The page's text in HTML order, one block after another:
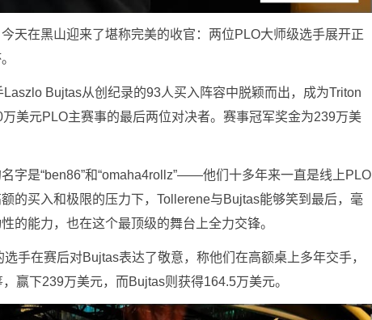
天在黑山迎来了堪称完美的收官：两位PLO大师级选手展开正
Bujtas从创纪录的93人买入阵容中脱颖而出，成为Triton
美元PLO主赛事的最后两位对决者。赛事冠军奖金为239万美
字是“ben86”和“omaha4rollz”——他们十多年来一直是线上PLO
的买入和极限的压力下，Tollerene与Bujtas能够笑到最后，毫
的能力，也在这个最顶级的舞台上全力交锋。
手在赛后对Bujtas表达了敬意，称他们在高额桌上多年交手，
赢下239万美元，而Bujtas则获得164.5万美元。